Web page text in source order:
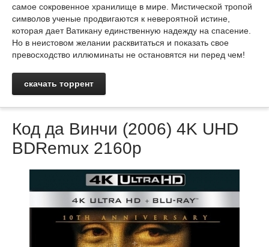
самое сокровенное хранилище в мире. Мистической тропой
символов ученые продвигаются к невероятной истине,
которая дает Ватикану единственную надежду на спасение.
Но в неистовом желании расквитаться и показать свое
превосходство иллюминаты не остановятся ни перед чем!
скачать торрент
Код да Винчи (2006) 4K UHD
BDRemux 2160p